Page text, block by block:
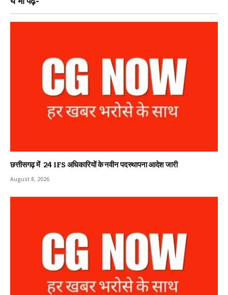
छत्तीसगढ़ में 24 IFS अधिकारियों के नवीन पदस्थापना आदेश जारी
August 8, 2026